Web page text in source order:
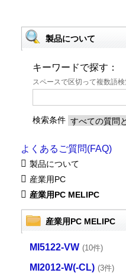
製品について
キーワードで探す：
スペースで区切って複数語
検索条件
よくあるご質問(FAQ)
製品について
産業用PC
産業用PC MELIPC
産業用PC MELIPC
MI5122-VW (10件)
MI2012-W(-CL) (3件)